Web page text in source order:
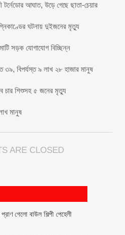
টর্নেডোর আঘাত, উড়ে গেছে ছাতা-চেয়ার
ঘটনায় দুইজনের মৃত্যু
সড়ক যোগাযোগ বিচ্ছিন্ন
৩৯, বিপর্যস্ত ৯ লাখ ২৮ হাজার মানুষ
চার শিশুসহ ৫ জনের মৃত্যু
মানুষ
ARE CLOSED
গেলো বাউল শিল্পী পেহেলী